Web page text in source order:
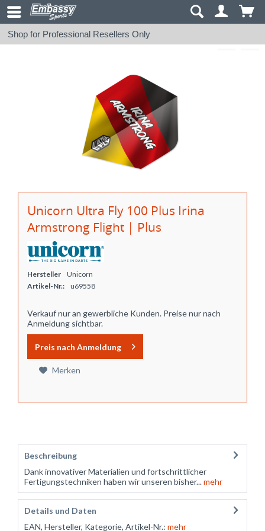
Shop for Professional Resellers Only
Unicorn Ultra Fly 100 Plus Irina
Armstrong Flight | Plus
Hersteller
Unicorn
Artikel-Nr.:
u69558
Verkauf nur an gewerbliche Kunden. Preise nur nach
Anmeldung sichtbar.
Preis nach Anmeldung
Merken
Beschreibung
Dank innovativer Materialien und fortschrittlicher
Fertigungstechniken haben wir unseren bisher...mehr
Details und Daten
EAN, Hersteller, Kategorie, Artikel-Nr.: mehr